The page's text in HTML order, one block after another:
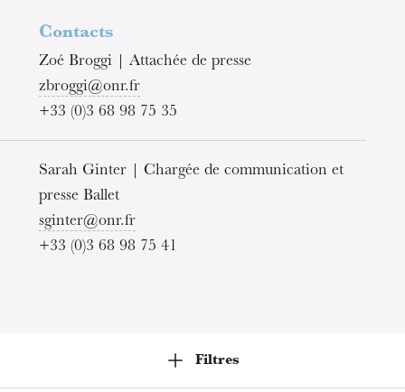
Contacts
Zoé Broggi | Attachée de presse
zbroggi@onr.fr
+33 (0)3 68 98 75 35
Sarah Ginter | Chargée de communication et
presse Ballet
sginter@onr.fr
+33 (0)3 68 98 75 41
Filtres